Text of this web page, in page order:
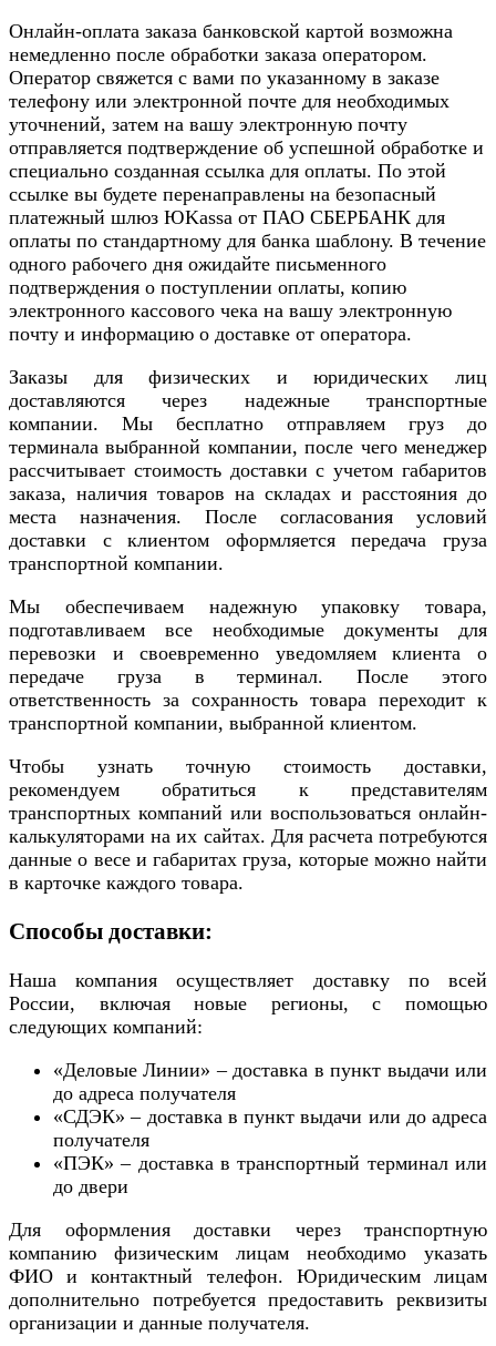
Онлайн-оплата заказа банковской картой возможна
немедленно после обработки заказа оператором.
Оператор свяжется с вами по указанному в заказе
телефону или электронной почте для необходимых
уточнений, затем на вашу электронную почту
отправляется подтверждение об успешной обработке и
специально созданная ссылка для оплаты. По этой
ссылке вы будете перенаправлены на безопасный
платежный шлюз ЮKassa от ПАО СБЕРБАНК для
оплаты по стандартному для банка шаблону. В течение
одного рабочего дня ожидайте письменного
подтверждения о поступлении оплаты, копию
электронного кассового чека на вашу электронную
почту и информацию о доставке от оператора.
Заказы для физических и юридических лиц
доставляются через надежные транспортные
компании. Мы бесплатно отправляем груз до
терминала выбранной компании, после чего менеджер
рассчитывает стоимость доставки с учетом габаритов
заказа, наличия товаров на складах и расстояния до
места назначения. После согласования условий
доставки с клиентом оформляется передача груза
транспортной компании.
Мы обеспечиваем надежную упаковку товара,
подготавливаем все необходимые документы для
перевозки и своевременно уведомляем клиента о
передаче груза в терминал. После этого
ответственность за сохранность товара переходит к
транспортной компании, выбранной клиентом.
Чтобы узнать точную стоимость доставки,
рекомендуем обратиться к представителям
транспортных компаний или воспользоваться онлайн-
калькуляторами на их сайтах. Для расчета потребуются
данные о весе и габаритах груза, которые можно найти
в карточке каждого товара.
Способы доставки:
Наша компания осуществляет доставку по всей
России, включая новые регионы, с помощью
следующих компаний:
«Деловые Линии» – доставка в пункт выдачи или
до адреса получателя
«СДЭК» – доставка в пункт выдачи или до адреса
получателя
«ПЭК» – доставка в транспортный терминал или
до двери
Для оформления доставки через транспортную
компанию физическим лицам необходимо указать
ФИО и контактный телефон. Юридическим лицам
дополнительно потребуется предоставить реквизиты
организации и данные получателя.